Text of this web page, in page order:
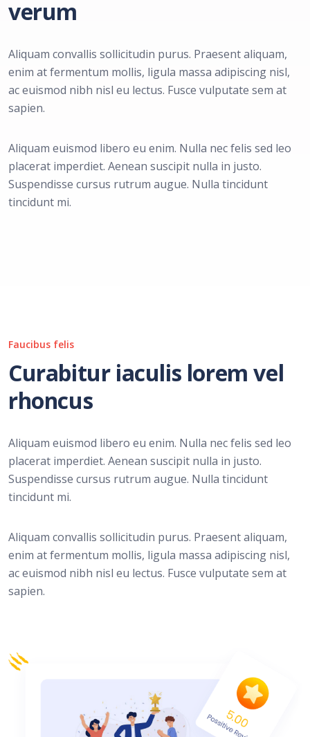
verum
Aliquam convallis sollicitudin purus. Praesent aliquam,
enim at fermentum mollis, ligula massa adipiscing nisl,
ac euismod nibh nisl eu lectus. Fusce vulputate sem at
sapien.
Aliquam euismod libero eu enim. Nulla nec felis sed leo
placerat imperdiet. Aenean suscipit nulla in justo.
Suspendisse cursus rutrum augue. Nulla tincidunt
tincidunt mi.
Faucibus felis
Curabitur iaculis lorem vel
rhoncus
Aliquam euismod libero eu enim. Nulla nec felis sed leo
placerat imperdiet. Aenean suscipit nulla in justo.
Suspendisse cursus rutrum augue. Nulla tincidunt
tincidunt mi.
Aliquam convallis sollicitudin purus. Praesent aliquam,
enim at fermentum mollis, ligula massa adipiscing nisl,
ac euismod nibh nisl eu lectus. Fusce vulputate sem at
sapien.